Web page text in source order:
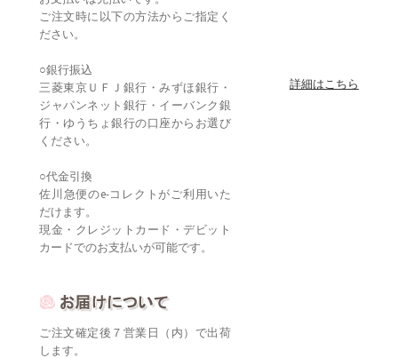
ご注文時に以下の方法からご指定く
ださい。
○銀行振込
三菱東京ＵＦＪ銀行・みずほ銀行・
ジャパンネット銀行・イーバンク銀
行・ゆうちょ銀行の口座からお選び
ください。
○代金引換
佐川急便のe-コレクトがご利用いた
だけます。
現金・クレジットカード・デビット
カードでのお支払いが可能です。
詳細はこちら
ご注文確定後７営業日（内）で出荷
します。